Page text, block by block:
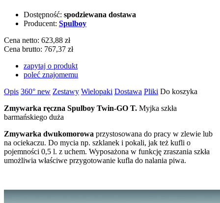
Dostępność: spodziewana dostawa
Producent: Spulboy
Cena netto: 623,88 zł
Cena brutto: 767,37 zł
zapytaj o produkt
poleć znajomemu
Opis 360° new Zestawy Wielopaki Dostawa Pliki Do koszyka
Zmywarka ręczna Spulboy Twin-GO T. Myjka szkła
barmańskiego duża
Zmywarka dwukomorowa przystosowana do pracy w zlewie lub
na ociekaczu. Do mycia np. szklanek i pokali, jak też kufli o
pojemności 0,5 l. z uchem. Wyposażona w funkcję zraszania szkła
umożliwia właściwe przygotowanie kufla do nalania piwa.